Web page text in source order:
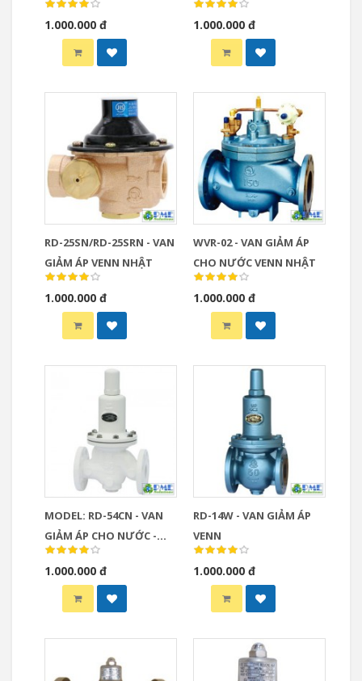
NHẬT
1.000.000 đ 1.000.000 đ
RD-25SN/RD-25SRN - VAN
GIẢM ÁP VENN NHẬT
1.000.000 đ
WVR-02 - VAN GIẢM ÁP
CHO NƯỚC VENN NHẬT
1.000.000 đ
MODEL: RD-54CN - VAN
GIẢM ÁP CHO NƯỚC -
VENN- NHẬT
1.000.000 đ
RD-14W - VAN GIẢM ÁP
VENN
1.000.000 đ